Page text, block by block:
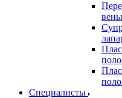
Специалисты